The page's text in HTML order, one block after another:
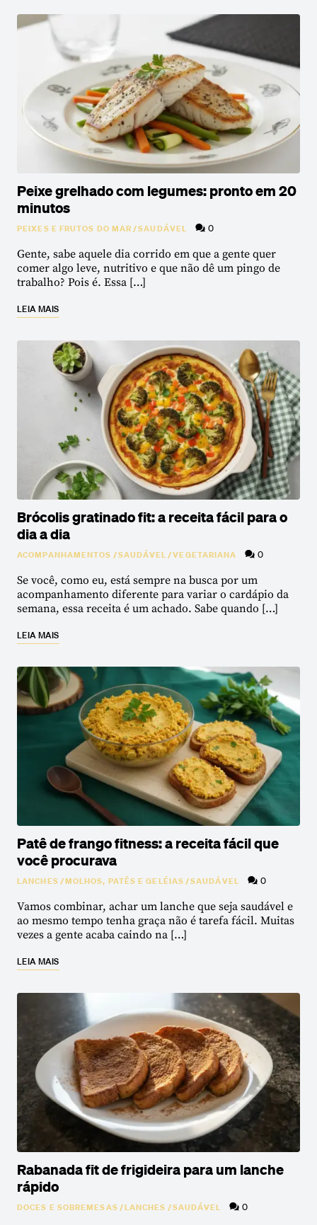
Peixe grelhado com legumes: pronto em 20
minutos
PEIXES E FRUTOS DO MAR/SAUDÁVEL 0
Gente, sabe aquele dia corrido em que a gente quer
comer algo leve, nutritivo e que não dê um pingo de
trabalho? Pois é. Essa […]
LEIA MAIS
Brócolis gratinado fit: a receita fácil para o
dia a dia
ACOMPANHAMENTOS /SAUDÁVEL/VEGETARIANA 0
Se você, como eu, está sempre na busca por um
acompanhamento diferente para variar o cardápio da
semana, essa receita é um achado. Sabe quando […]
LEIA MAIS
Patê de frango fitness: a receita fácil que
você procurava
LANCHES/MOLHOS, PATÊS E GELÉIAS/SAUDÁVEL 0
Vamos combinar, achar um lanche que seja saudável e
ao mesmo tempo tenha graça não é tarefa fácil. Muitas
vezes a gente acaba caindo na […]
LEIA MAIS
Rabanada fit de frigideira para um lanche
rápido
DOCES E SOBREMESAS/LANCHES /SAUDÁVEL 0